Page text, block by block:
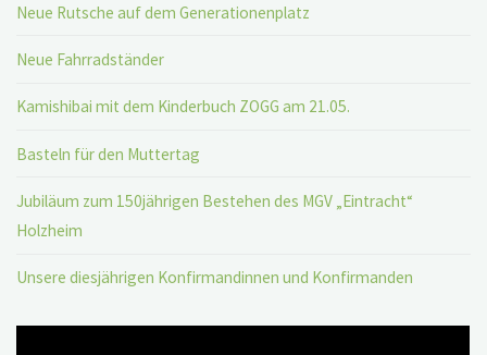
Neue Rutsche auf dem Generationenplatz
Neue Fahrradständer
Kamishibai mit dem Kinderbuch ZOGG am 21.05.
Basteln für den Muttertag
Jubiläum zum 150jährigen Bestehen des MGV „Eintracht“
Holzheim
Unsere diesjährigen Konfirmandinnen und Konfirmanden